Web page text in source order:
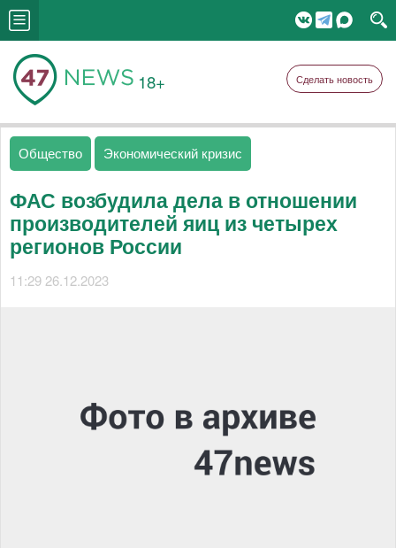
18+ Сделать новость
Общество Экономический кризис
ФАС возбудила дела в отношении
производителей яиц из четырех
регионов России
11:29 26.12.2023